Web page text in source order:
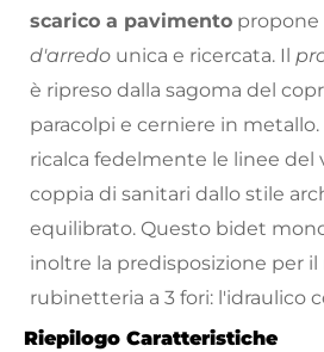
scarico a pavimento propone
d'arredo unica e ricercata. Il
è ripreso dalla sagoma del
paracolpi e cerniere in metallo.
ricalca fedelmente le linee del
coppia di sanitari dallo stile
equilibrato. Questo bidet
inoltre la predisposizione per
rubinetteria a 3 fori: l'idraulico
martello può facilmente aprire
Riepilogo Caratteristiche